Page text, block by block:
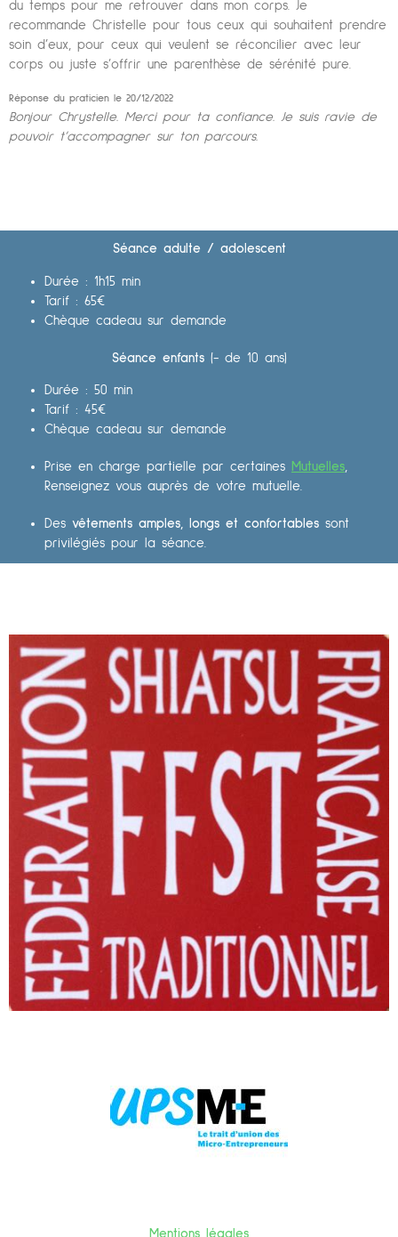
du temps pour me retrouver dans mon corps. Je
recommande Christelle pour tous ceux qui souhaitent prendre
soin d’eux, pour ceux qui veulent se réconcilier avec leur
corps ou juste s’offrir une parenthèse de sérénité pure.
Réponse du praticien le 20/12/2022
Bonjour Chrystelle. Merci pour ta confiance. Je suis ravie de
pouvoir t’accompagner sur ton parcours.
Séance adulte / adolescent
Durée : 1h15 min
Tarif : 65€
Chèque cadeau sur demande
Séance enfants(- de 10 ans)
Durée : 50 min
Tarif : 45€
Chèque cadeau sur demande
Prise en charge partielle par certaines Mutuelles,
Renseignez vous auprès de votre mutuelle.
Des vêtements amples, longs et confortables sont
privilégiés pour la séance.
Mentions légales